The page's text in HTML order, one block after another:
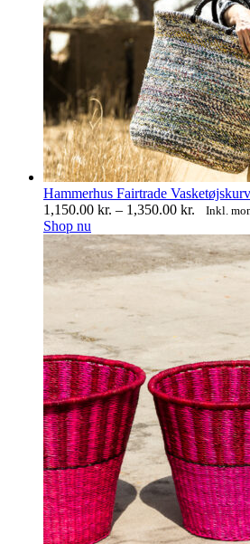
Hammerhus Fairtrade
1,150.00 kr. – 1,350.00 kr.
til
1,350.00
Inkl.
Shop nu
vare
har
flere
varianter.
Mulighederne
kan
vælges
på
varesiden